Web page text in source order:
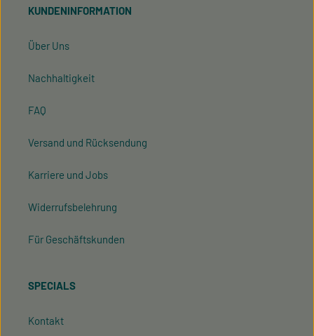
mit ihnen einverstanden.
KUNDENINFORMATION
Über Uns
Nachhaltigkeit
FAQ
Versand und Rücksendung
Karriere und Jobs
Widerrufsbelehrung
Für Geschäftskunden
SPECIALS
Kontakt